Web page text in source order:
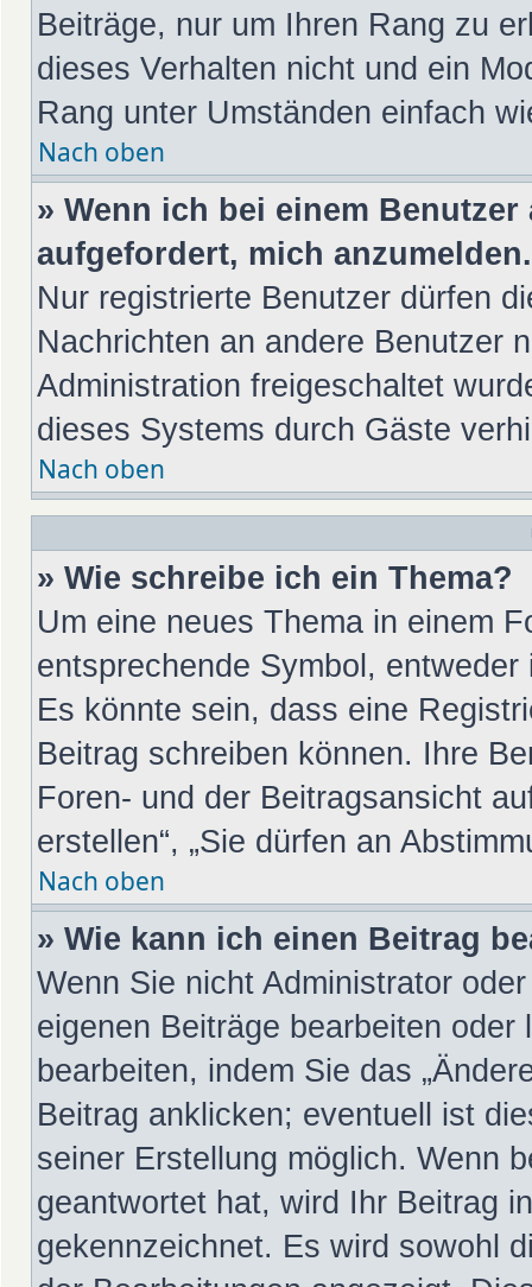
Beiträge, nur um Ihren Rang zu
dieses Verhalten nicht und ein
Rang unter Umständen einfach
Nach oben
» Wenn ich bei einem
aufgefordert, mich anzumelden.
Nur registrierte Benutzer dürfen
Nachrichten an andere Benutzer
Administration freigeschaltet
dieses Systems durch Gäste
Nach oben
» Wie schreibe ich ein Thema?
Um eine neues Thema in einem
entsprechende Symbol,
Es könnte sein, dass eine
Beitrag schreiben können. Ihre
Foren- und der Beitragsansicht
erstellen“, „Sie dürfen an
Nach oben
» Wie kann ich einen Beitrag
Wenn Sie nicht Administrator
eigenen Beiträge bearbeiten
bearbeiten, indem Sie das
Beitrag anklicken; eventuell ist
seiner Erstellung möglich. Wenn
geantwortet hat, wird Ihr Beitrag
gekennzeichnet. Es wird sowohl